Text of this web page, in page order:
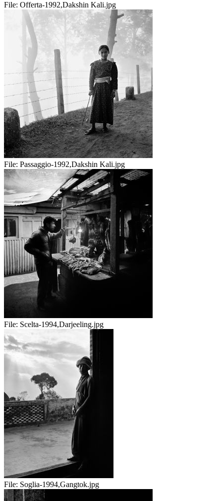
File: Offerta-1992,Dakshin Kali.jpg
File: Passaggio-1992,Dakshin Kali.jpg
File: Scelta-1994,Darjeeling.jpg
File: Soglia-1994,Gangtok.jpg